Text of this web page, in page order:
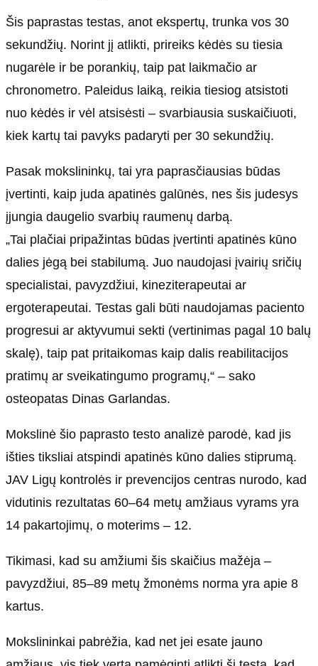
Šis paprastas testas, anot ekspertų, trunka vos 30
sekundžių. Norint jį atlikti, prireiks kėdės su tiesia
nugarėle ir be porankių, taip pat laikmačio ar
chronometro. Paleidus laiką, reikia tiesiog atsistoti
nuo kėdės ir vėl atsisėsti – svarbiausia suskaičiuoti,
kiek kartų tai pavyks padaryti per 30 sekundžių.
Pasak mokslininkų, tai yra paprasčiausias būdas
įvertinti, kaip juda apatinės galūnės, nes šis judesys
įjungia daugelio svarbių raumenų darbą.
„Tai plačiai pripažintas būdas įvertinti apatinės kūno
dalies jėgą bei stabilumą. Juo naudojasi įvairių sričių
specialistai, pavyzdžiui, kineziterapeutai ar
ergoterapeutai. Testas gali būti naudojamas paciento
progresui ar aktyvumui sekti (vertinimas pagal 10 balų
skalę), taip pat pritaikomas kaip dalis reabilitacijos
pratimų ar sveikatingumo programų,“ – sako
osteopatas Dinas Garlandas.
Mokslinė šio paprasto testo analizė parodė, kad jis
išties tiksliai atspindi apatinės kūno dalies stiprumą.
JAV Ligų kontrolės ir prevencijos centras nurodo, kad
vidutinis rezultatas 60–64 metų amžiaus vyrams yra
14 pakartojimų, o moterims – 12.
Tikimasi, kad su amžiumi šis skaičius mažėja –
pavyzdžiui, 85–89 metų žmonėms norma yra apie 8
kartus.
Mokslininkai pabrėžia, kad net jei esate jauno